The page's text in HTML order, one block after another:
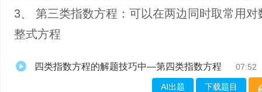
3、 第三类指数方程：可以在两边同时取常用对
整式方程
四类指数方程的解题技巧中—第四类指数方程 07:52
AI出题 下载题目